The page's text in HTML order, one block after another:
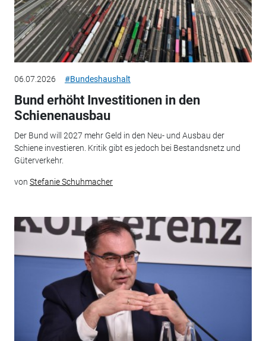
06.07.2026 #Bundeshaushalt
Bund erhöht Investitionen in den
Schienenausbau
Der Bund will 2027 mehr Geld in den Neu- und Ausbau der
Schiene investieren. Kritik gibt es jedoch bei Bestandsnetz und
Güterverkehr.
von Stefanie Schuhmacher